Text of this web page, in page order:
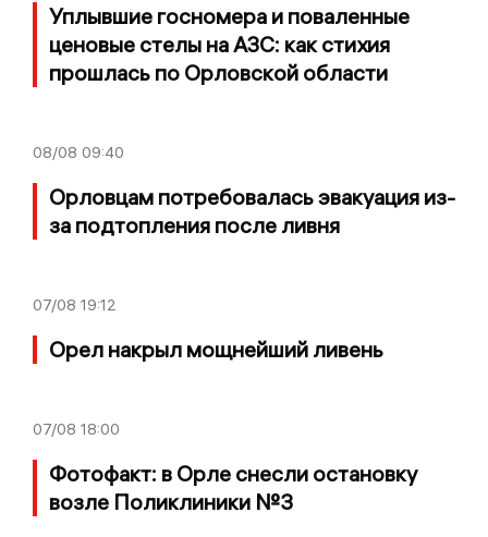
Уплывшие госномера и поваленные
ценовые стелы на АЗС: как стихия
прошлась по Орловской области
08/08 09:40
Орловцам потребовалась эвакуация из-
за подтопления после ливня
07/08 19:12
Орел накрыл мощнейший ливень
07/08 18:00
Фотофакт: в Орле снесли остановку
возле Поликлиники №3